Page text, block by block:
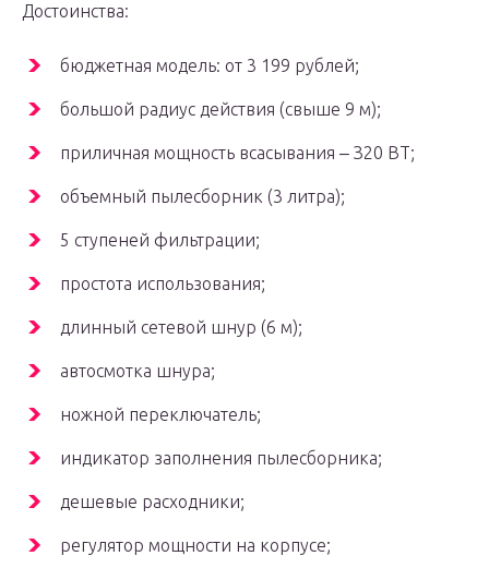
Достоинства:
бюджетная модель: от 3 199 рублей;
большой радиус действия (свыше 9 м);
приличная мощность всасывания ‒ З20 ВТ;
объемный пылесборник (3 литра);
5 ступеней фильтрации;
простота использования;
длинный сетевой шнур (6 м);
автосмотка шнура;
ножной переключатель;
индикатор заполнения пылесборника;
дешевые расходники;
регулятор мощности на корпусе;